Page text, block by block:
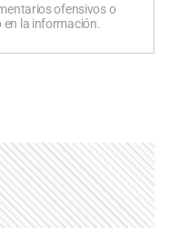
ofensivos o
la información.